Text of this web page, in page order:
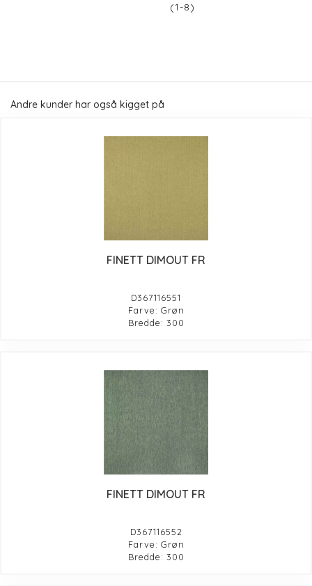
(1-8)
Andre kunder har også kigget på
FINETT DIMOUT FR
D367116551
Farve: Grøn
Bredde: 300
FINETT DIMOUT FR
D367116552
Farve: Grøn
Bredde: 300